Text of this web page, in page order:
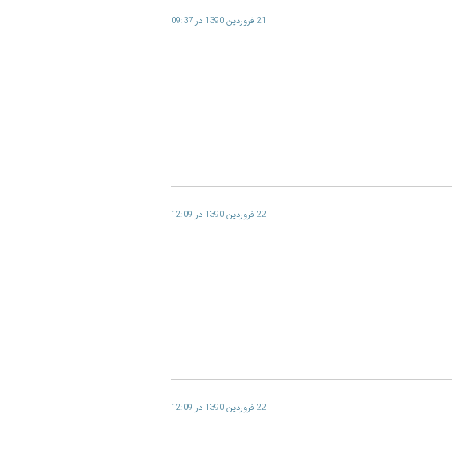
21 فروردین 1390 در 09:37
22 فروردین 1390 در 12:09
22 فروردین 1390 در 12:09